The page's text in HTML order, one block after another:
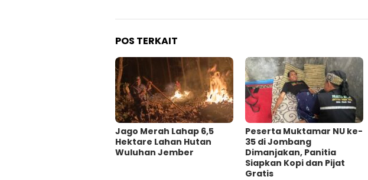
POS TERKAIT
Jago Merah Lahap 6,5
Hektare Lahan Hutan
Wuluhan Jember
Peserta Muktamar NU ke-
35 di Jombang
Dimanjakan, Panitia
Siapkan Kopi dan Pijat
Gratis